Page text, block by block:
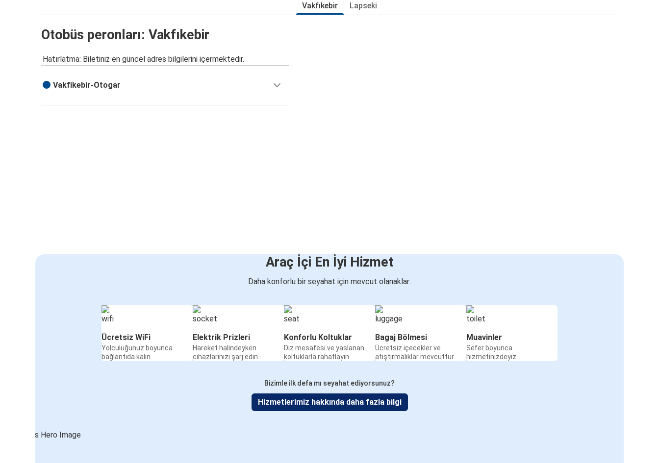
Vakfıkebir Lapseki
Otobüs peronları: Vakfıkebir
Hatırlatma: Biletiniz en güncel adres bilgilerini içermektedir.
Vakfikebir-Otogar
Araç İçi En İyi Hizmet
Daha konforlu bir seyahat için mevcut olanaklar:
Ücretsiz WiFi
Yolculuğunuz boyunca
bağlantıda kalın
Elektrik Prizleri
Hareket halindeyken
cihazlarınızı şarj edin
Konforlu Koltuklar
Diz mesafesi ve yaslanan
koltuklarla rahatlayın
Bagaj Bölmesi
Ücretsiz içecekler ve
atıştırmalıklar mevcuttur
Muavinler
Sefer boyunca
hizmetinizdeyiz
Bizimle ilk defa mı seyahat ediyorsunuz?
Hizmetlerimiz hakkında daha fazla bilgi